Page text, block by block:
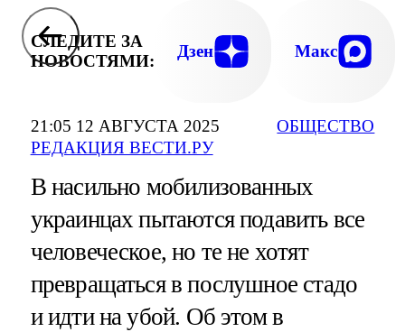
21:05 12 АВГУСТА 2025
РЕДАКЦИЯ ВЕСТИ.РУ
ОБЩЕСТВО
СЛЕДИТЕ ЗА
НОВОСТЯМИ:
Дзен Макс
В насильно мобилизованных
украинцах пытаются подавить все
человеческое, но те не хотят
превращаться в послушное стадо
и идти на убой. Об этом в